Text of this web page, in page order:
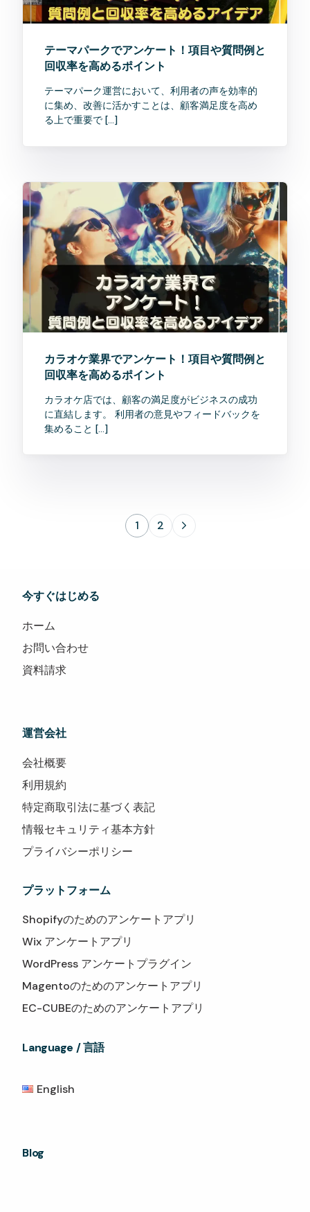
テーマパークでアンケート！項目や質問例と
回収率を高めるポイント
テーマパーク運営において、利用者の声を効率的
に集め、改善に活かすことは、顧客満足度を高め
る上で重要で […]
カラオケ業界でアンケート！項目や質問例と
回収率を高めるポイント
カラオケ店では、顧客の満足度がビジネスの成功
に直結します。 利用者の意見やフィードバックを
集めること […]
1 2
今すぐはじめる
ホーム
お問い合わせ
資料請求
運営会社
会社概要
利用規約
特定商取引法に基づく表記
情報セキュリティ基本方針
プライバシーポリシー
プラットフォーム
Shopifyのためのアンケートアプリ
Wix アンケートアプリ
WordPress アンケートプラグイン
Magentoのためのアンケートアプリ
EC-CUBEのためのアンケートアプリ
Language / 言語
English
Blog